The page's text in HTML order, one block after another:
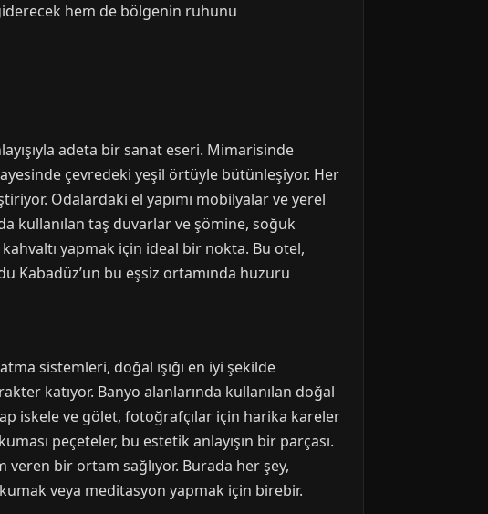
hem de bölgenin ruhunu
adeta bir sanat eseri. Mimarisinde
çevredeki yeşil örtüyle bütünleşiyor. Her
Odalardaki el yapımı mobilyalar ve yerel
kullanılan taş duvarlar ve şömine, soğuk
yapmak için ideal bir nokta. Bu otel,
Kabadüz’un bu eşsiz ortamında huzuru
sistemleri, doğal ışığı en iyi şekilde
katıyor. Banyo alanlarında kullanılan doğal
iskele ve gölet, fotoğrafçılar için harika kareler
peçeteler, bu estetik anlayışın bir parçası.
bir ortam sağlıyor. Burada her şey,
veya meditasyon yapmak için birebir.